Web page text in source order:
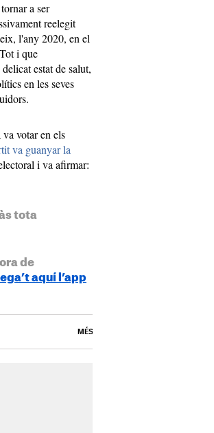
a ser
reelegit
l'any 2020, en el
i que
estat de salut,
en les seves
votar en els
va guanyar la
i va afirmar:
tota
de
aquí l’app
MÉS